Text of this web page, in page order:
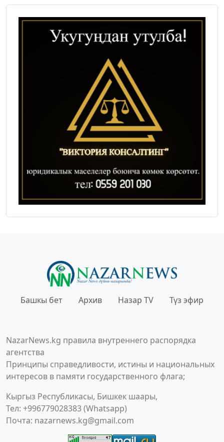
Башкы бет Архив Назар TV Түз эфир
NazarNews.kg правила внутреннего распорядка
агентства
Принципы справедливости, истины и национальных
интересов в памяти государственного флага;
Кыргыз Республикасы, Бишкек шаары,
Тел: +996779028383 (Whatsapp)
Почта: nazarnews.kg@gmail.com